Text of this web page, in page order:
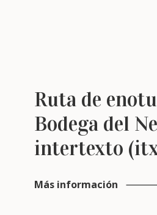
Ruta de
Bodega del
intertexto
Más información